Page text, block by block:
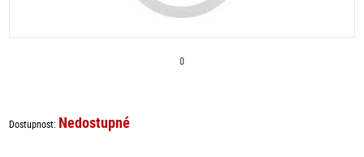
0
Dostupnost: Nedostupné